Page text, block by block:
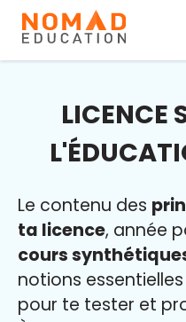
LICENCE
Le contenu des
ta licence, année
cours
notions
pour te tester et